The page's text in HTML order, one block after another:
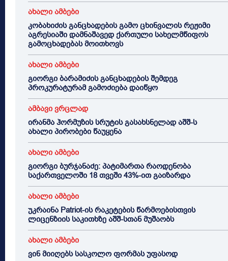
ახალი ამბები
კობახიძის განცხადების გამო ცხინვალის რეჟიმი
აგრესიაში დამნაშავედ ქართული სახელმწიფოს
გამოცხადებას მოითხოვს
ახალი ამბები
გიორგი ბარამიძის განცხადების შემდეგ
პროკურატურამ გამოძიება დაიწყო
ამბავი ვრცლად
ირანმა ჰორმუზის სრუტის გასახსნელად აშშ-ს
ახალი პირობები წაუყენა
ახალი ამბები
გიორგი ბურჯანაძე: პატიმართა რაოდენობა
საქართველოში 18 თვეში 43%-ით გაიზარდა
ახალი ამბები
უკრაინა Patriot-ის რაკეტების წარმოებისთვის
ლიცენზიის საკითხზე აშშ-სთან მუშაობს
ახალი ამბები
ვინ მიიღებს სასკოლო ფორმას უფასოდ